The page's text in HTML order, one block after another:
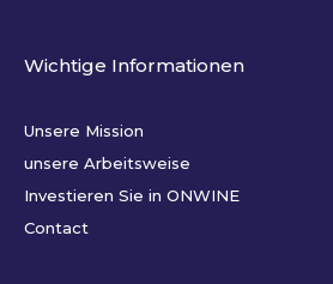
Wichtige Informationen
Unsere Mission
unsere Arbeitsweise
Investieren Sie in ONWINE
Contact